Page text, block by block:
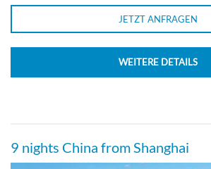
JETZT ANFRAGEN
WEITERE DETAILS
9 nights China from Shanghai